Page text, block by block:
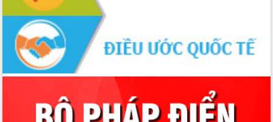
Phó Chủ tịch Thường trực UBND tỉnh
Hồ Thị Nguyên Thảo làm việc tại Trung
tâm Phục vụ hành chính công xã Ea
Phê
Xây dựng nền hành chính số đồng
hành cùng nông dân dân, doanh nghiệp
Giai đoạn 2026-2030, Đắk Lắk phấn
đấu có 77% xã đạt chuẩn nông thôn